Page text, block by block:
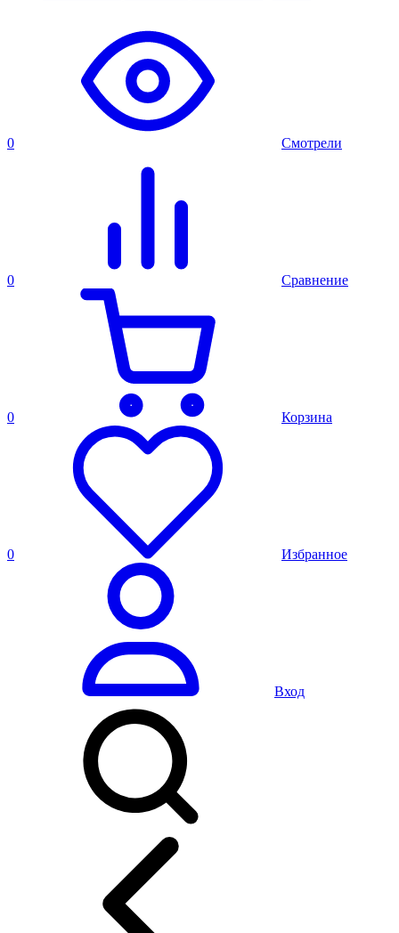
0 Смотрели
0 Сравнение
0 Корзина
0 Избранное
Вход